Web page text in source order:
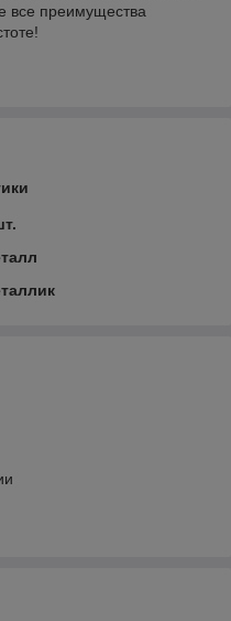
все преимущества